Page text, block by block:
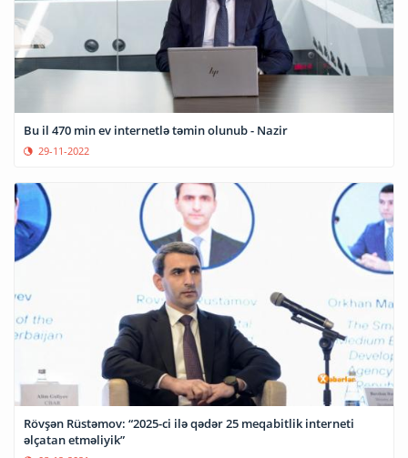
Bu il 470 min ev internetlə təmin olunub - Nazir
29-11-2022
Rövşən Rüstəmov: “2025-ci ilə qədər 25 meqabitlik interneti
əlçatan etməliyik”